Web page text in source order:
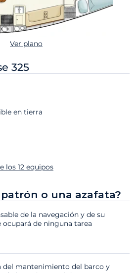
Ver plano
325
en tierra
los 12 equipos
o una azafata?
de la navegación y de su
ocupará de ninguna tarea
del mantenimiento del barco y